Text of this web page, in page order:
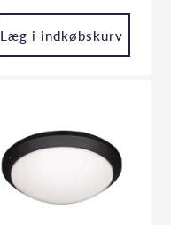
Læg i indkøbskurv